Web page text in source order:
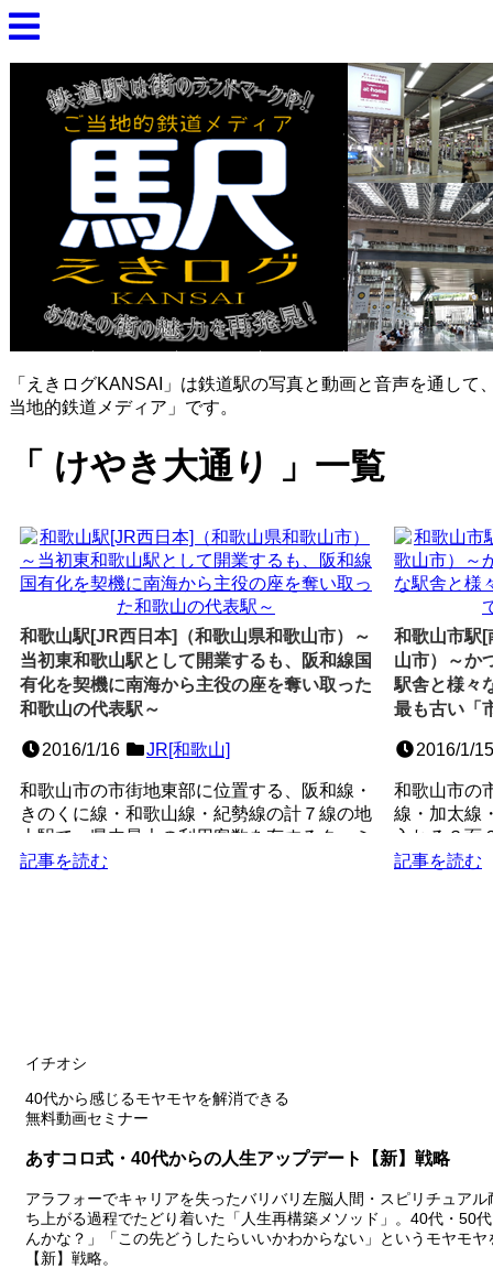
「えきログKANSAI」は鉄道駅の写真と動画と音声を通し
当地的鉄道メディア」です。
けやき大通り 一覧
和歌山駅[JR西日本]（和歌山県和歌山市）～
当初東和歌山駅として開業するも、阪和線国
有化を契機に南海から主役の座を奪い取った
和歌山の代表駅～
2016/1/16 JR[和歌山]
和歌山市の市街地東部に位置する、阪和線・
きのくに線・和歌山線・紀勢線の計７線の地
上駅で、県内最大の利用客数を有するターミ
ナル駅。競合の南海和...
記事を読む
和歌山市駅[
山市）～か
駅舎と様々
最も古い「
2016/1/15
和歌山市の
線・加太線
入れる３面
百選認定駅
記事を読む
イチオシ
40代から感じるモヤモヤを解消できる
無料動画セミナー
あすコロ式・40代からの人生アップデート【新】戦略
アラフォーでキャリアを失ったバリバリ左脳人間・スピリチュア
ち上がる過程でたどり着いた「人生再構築メソッド」。40代・50
んかな？」「この先どうしたらいいかわからない」というモヤモ
【新】戦略。